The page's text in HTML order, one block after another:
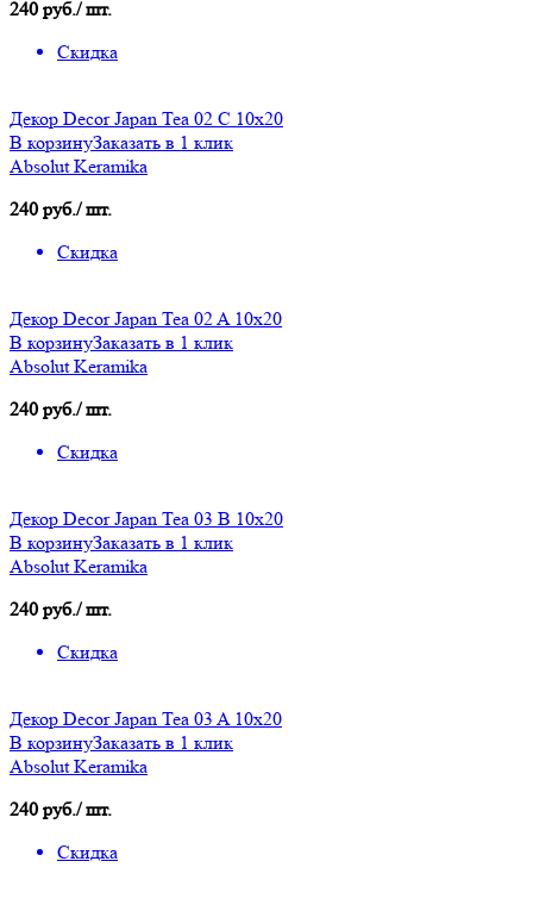
240 руб./ шт.
Скидка
Декор Decor Japan Tea 02 C 10х20
В корзинуЗаказать в 1 клик
Absolut Keramika
240 руб./ шт.
Скидка
Декор Decor Japan Tea 02 A 10х20
В корзинуЗаказать в 1 клик
Absolut Keramika
240 руб./ шт.
Скидка
Декор Decor Japan Tea 03 B 10х20
В корзинуЗаказать в 1 клик
Absolut Keramika
240 руб./ шт.
Скидка
Декор Decor Japan Tea 03 A 10x20
В корзинуЗаказать в 1 клик
Absolut Keramika
240 руб./ шт.
Скидка